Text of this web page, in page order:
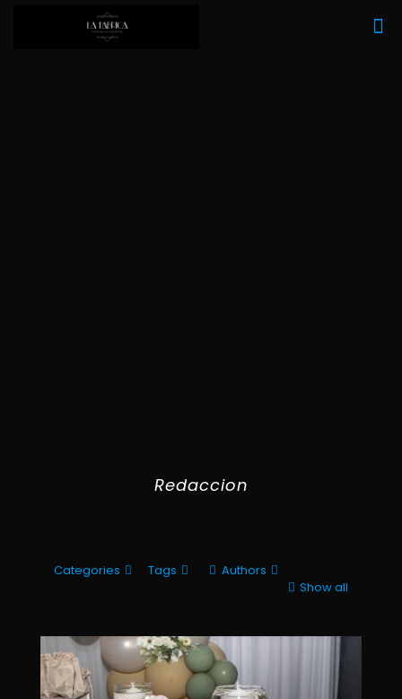
Redaccion
Categories Tags
Authors
Show all